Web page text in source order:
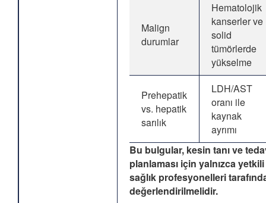
Malign
durumlar
Hematolojik
kanserler ve
solid
tümörlerde
yükselme
Prehepatik
vs. hepatik
sarılık
LDH/AST
oranı ile
kaynak
ayrımı
Bu bulgular, kesin tanı ve
planlaması için yalnızca yetkili
sağlık profesyonelleri
değerlendirilmelidir.